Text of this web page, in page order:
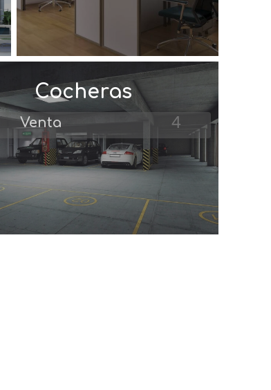
Cocheras
Venta 4